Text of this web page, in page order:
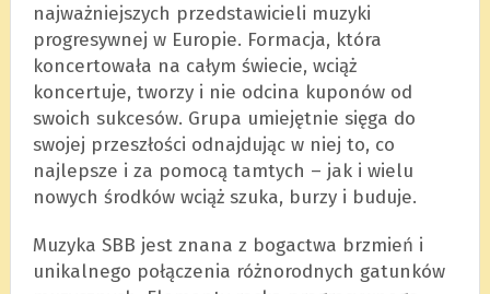
najważniejszych przedstawicieli muzyki
progresywnej w Europie. Formacja, która
koncertowała na całym świecie, wciąż
koncertuje, tworzy i nie odcina kuponów od
swoich sukcesów. Grupa umiejętnie sięga do
swojej przeszłości odnajdując w niej to, co
najlepsze i za pomocą tamtych – jak i wielu
nowych środków wciąż szuka, burzy i buduje.
Muzyka SBB jest znana z bogactwa brzmień i
unikalnego połączenia różnorodnych gatunków